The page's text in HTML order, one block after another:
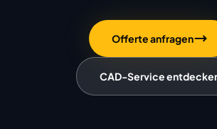
Offerte anfragen
CAD-Service